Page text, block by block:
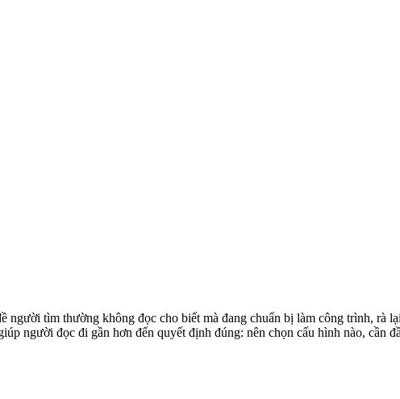
người tìm thường không đọc cho biết mà đang chuẩn bị làm công trình, rà
người đọc đi gần hơn đến quyết định đúng: nên chọn cấu hình nào, cần